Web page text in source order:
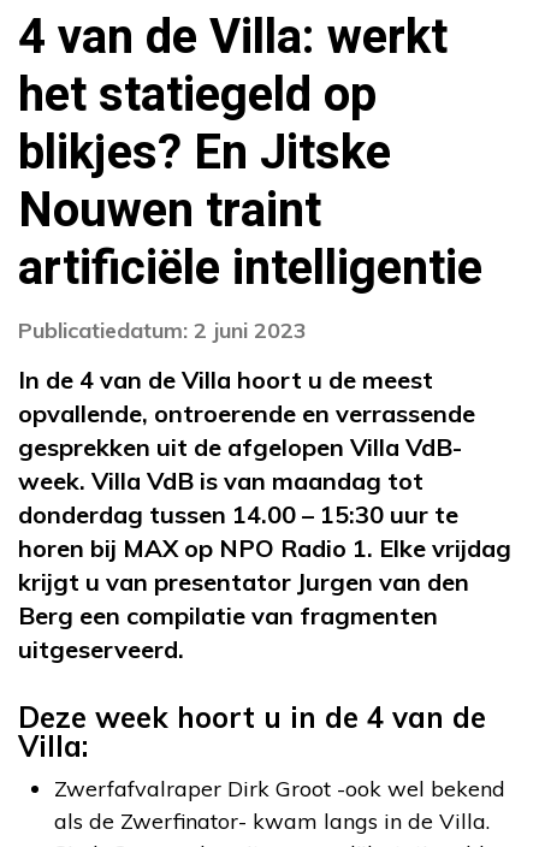
4 van de Villa: werkt
het statiegeld op
blikjes? En Jitske
Nouwen traint
artificiële intelligentie
Publicatiedatum: 2 juni 2023
In de 4 van de Villa hoort u de meest
opvallende, ontroerende en verrassende
gesprekken uit de afgelopen Villa VdB-
week. Villa VdB is van maandag tot
donderdag tussen 14.00 – 15:30 uur te
horen bij MAX op NPO Radio 1. Elke vrijdag
krijgt u van presentator Jurgen van den
Berg een compilatie van fragmenten
uitgeserveerd.
Deze week hoort u in de 4 van de
Villa:
Zwerfafvalraper Dirk Groot -ook wel bekend
als de Zwerfinator- kwam langs in de Villa.